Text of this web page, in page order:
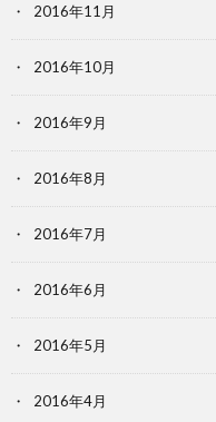
2016年11月
2016年10月
2016年9月
2016年8月
2016年7月
2016年6月
2016年5月
2016年4月